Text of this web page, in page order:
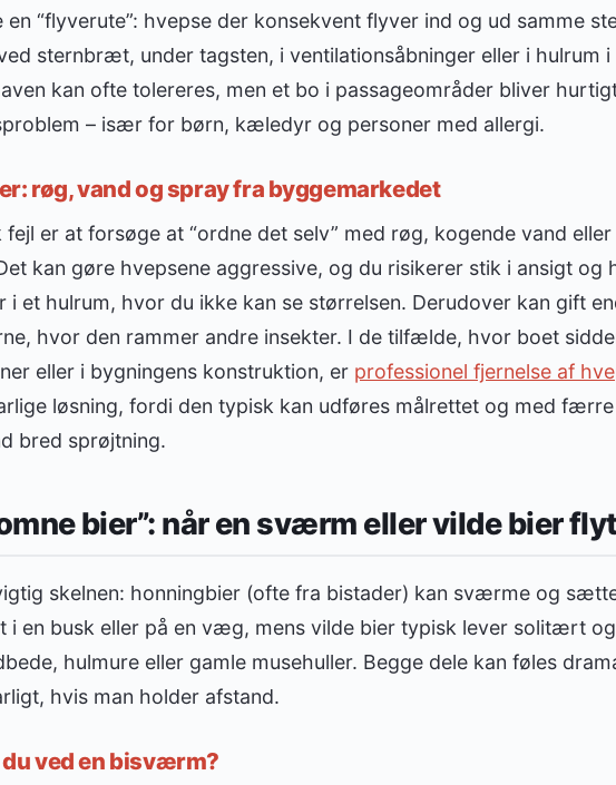
en “flyverute”: hvepse der konsekvent flyver ind og ud samme
sternbræt, under tagsten, i ventilationsåbninger eller i hulrum i
kan ofte tolereres, men et bo i passageområder bliver
– især for børn, kæledyr og personer med allergi.
røg, vand og spray fra byggemarkedet
fejl er at forsøge at “ordne det selv” med røg, kogende vand
kan gøre hvepsene aggressive, og du risikerer stik i ansigt og
i et hulrum, hvor du ikke kan se størrelsen. Derudover kan gift
hvor den rammer andre insekter. I de tilfælde, hvor boet
eller i bygningens konstruktion, er professionel fjernelse af
løsning, fordi den typisk kan udføres målrettet og med
bred sprøjtning.
bier”: når en sværm eller vilde bier
skelnen: honningbier (ofte fra bistader) kan sværme og
i en busk eller på en væg, mens vilde bier typisk lever solitært
hulmure eller gamle musehuller. Begge dele kan føles
hvis man holder afstand.
ved en bisværm?